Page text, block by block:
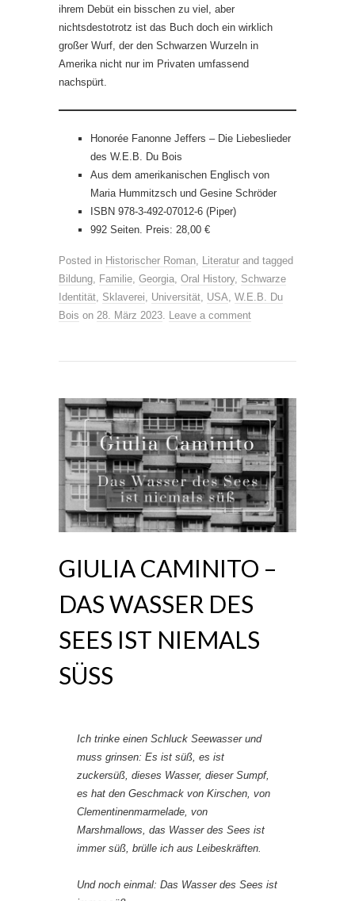
ihrem Debüt ein bisschen zu viel, aber
nichtsdestotrotz ist das Buch doch ein wirklich
großer Wurf, der den Schwarzen Wurzeln in
Amerika nicht nur im Privaten umfassend
nachspürt.
Honorée Fanonne Jeffers – Die Liebeslieder
des W.E.B. Du Bois
Aus dem amerikanischen Englisch von
Maria Hummitzsch und Gesine Schröder
ISBN 978-3-492-07012-6 (Piper)
992 Seiten. Preis: 28,00 €
Posted in Historischer Roman Literatur and tagged
Bildung Familie Georgia Oral History, Schwarze
Identität Sklaverei Universität USA W.E.B. Du
Bois on 28. März 2023 Leave a comment
GIULIA CAMINITO –
DAS WASSER DES
SEES IST NIEMALS
SÜSS
Ich trinke einen Schluck Seewasser und
muss grinsen: Es ist süß, es ist
zuckersüß, dieses Wasser, dieser Sumpf,
es hat den Geschmack von Kirschen, von
Clementinenmarmelade, von
Marshmallows, das Wasser des Sees ist
immer süß, brülle ich aus Leibeskräften.
Und noch einmal: Das Wasser des Sees ist